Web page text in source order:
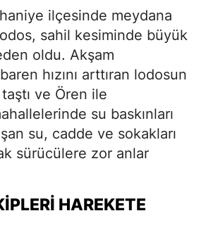
ilçesinde meydana
sahil kesiminde büyük
oldu. Akşam
hızını arttıran lodosun
ve Ören ile
su baskınları
su, cadde ve sokakları
sürücülere zor anlar
HAREKETE